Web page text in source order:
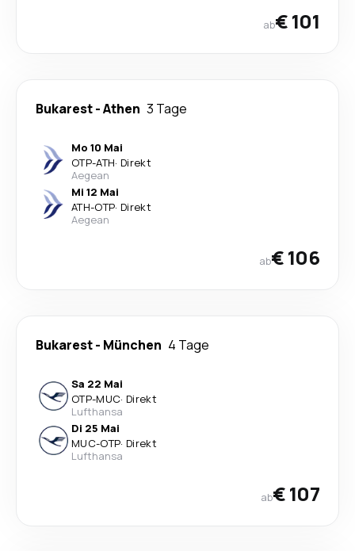
ab€ 101
Bukarest-Athen 3 Tage
Mo 10 Mai
OTP-ATH· Direkt
Aegean
Mi 12 Mai
ATH-OTP· Direkt
Aegean
ab€ 106
Bukarest- München 4 Tage
Sa 22 Mai
OTP-MUC· Direkt
Lufthansa
Di 25 Mai
MUC-OTP· Direkt
Lufthansa
ab€ 107